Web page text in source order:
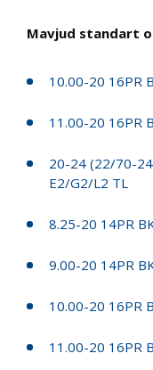
Mavjud standart
10.00-20 16PR
11.00-20 16PR
20-24 (22/70-
E2/G2/L2 TL
8.25-20 14PR
9.00-20 14PR
10.00-20 16PR
11.00-20 16PR